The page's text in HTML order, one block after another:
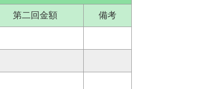
第二回金額 備考